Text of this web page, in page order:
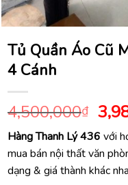
Tủ Quần Áo Cũ
4 Cánh
4,500,000₫ Giá
gốc
là:
Hàng Thanh Lý 436 với
mua bán nội thất văn
dạng & giá thành khác